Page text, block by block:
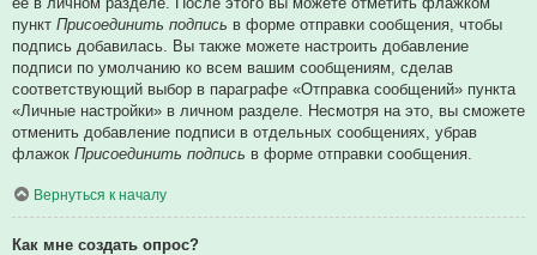
пункт Присоединить подпись в форме отправки сообщения, чтобы
подпись добавилась. Вы также можете настроить добавление
подписи по умолчанию ко всем вашим сообщениям, сделав
соответствующий выбор в параграфе «Отправка сообщений» пункта
«Личные настройки» в личном разделе. Несмотря на это, вы сможете
отменить добавление подписи в отдельных сообщениях, убрав
флажок Присоединить подпись в форме отправки сообщения.
Вернуться к началу
Как мне создать опрос?